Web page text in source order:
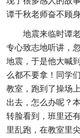
谭千秋老师奋不顾
地震来临时谭
专心致志地听讲，
地震，于是他大喊
么都不要拿！同学
教室，跑到了操场
出去，怎么办呢？
转脸看到，班里还
里乱跑，在教室里